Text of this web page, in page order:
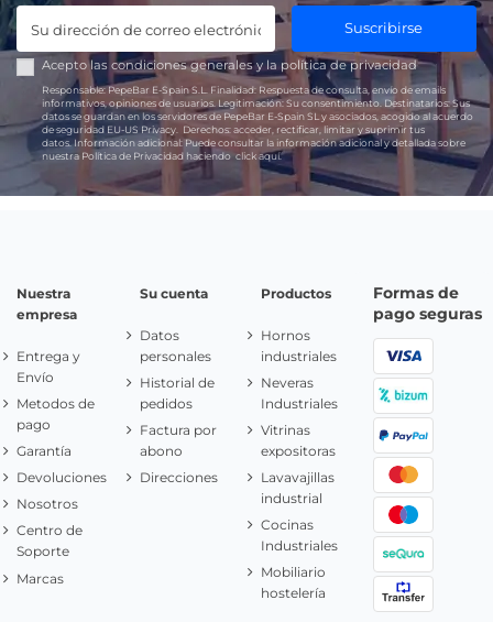
Suscribirse
Acepto las condiciones generales y lapolítica de privacidad
Responsable:PepeBar E-Spain S.L. Finalidad: Respuesta de consulta, envío de emails
informativos, opiniones de usuarios. Legitimación: Su consentimiento. Destinatarios:Sus
datos se guardan en los servidores de PepeBar E-Spain SL y asociados, acogido al acuerdo
de seguridad EU-US Privacy.
Derechos: acceder, rectificar, limitar y suprimir tus
datos.Información adicional:Puede consultar la información adicional y detallada sobre
nuestra Política de Privacidad haciendoclick aquí.
Nuestra
empresa
Entrega y
Envío
Metodos de
pago
Garantía
Devoluciones
Nosotros
Centro de
Soporte
Marcas
Su cuenta
Datos
personales
Historial de
pedidos
Factura por
abono
Direcciones
Productos
Hornos
industriales
Neveras
Industriales
Vitrinas
expositoras
Lavavajillas
industrial
Cocinas
Industriales
Mobiliario
hostelería
Formas de
pago seguras